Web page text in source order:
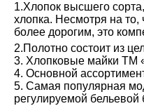
1.Хлопок высшего
хлопка. Несмотря на то,
более дорогим, это
2.Полотно состоит из
3. Хлопковые майки ТМ
4. Основной
5. Самая популярная
регулируемой